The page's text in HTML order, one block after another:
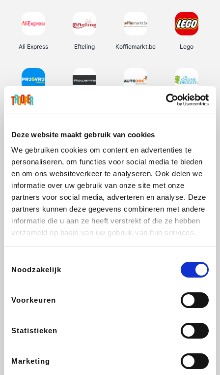
Deze website maakt gebruik van cookies
We gebruiken cookies om content en advertenties te
personaliseren, om functies voor social media te bieden
en om ons websiteverkeer te analyseren. Ook delen we
informatie over uw gebruik van onze site met onze
partners voor social media, adverteren en analyse. Deze
partners kunnen deze gegevens combineren met andere
informatie die u aan ze heeft verstrekt of die ze hebben
verzameld op basis van uw gebruik van hun services.
Noodzakelijk
Voorkeuren
Statistieken
Marketing
Ali Express Efteling Koffiemarkt.be Lego
Prijsvrij De Online Drogist
Vidaxl Plopsa Lampenlicht.be Adidas
All Accor
DectDirect ZEB
SupraBazar